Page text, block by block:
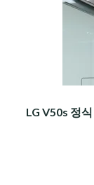
LG V50s 정